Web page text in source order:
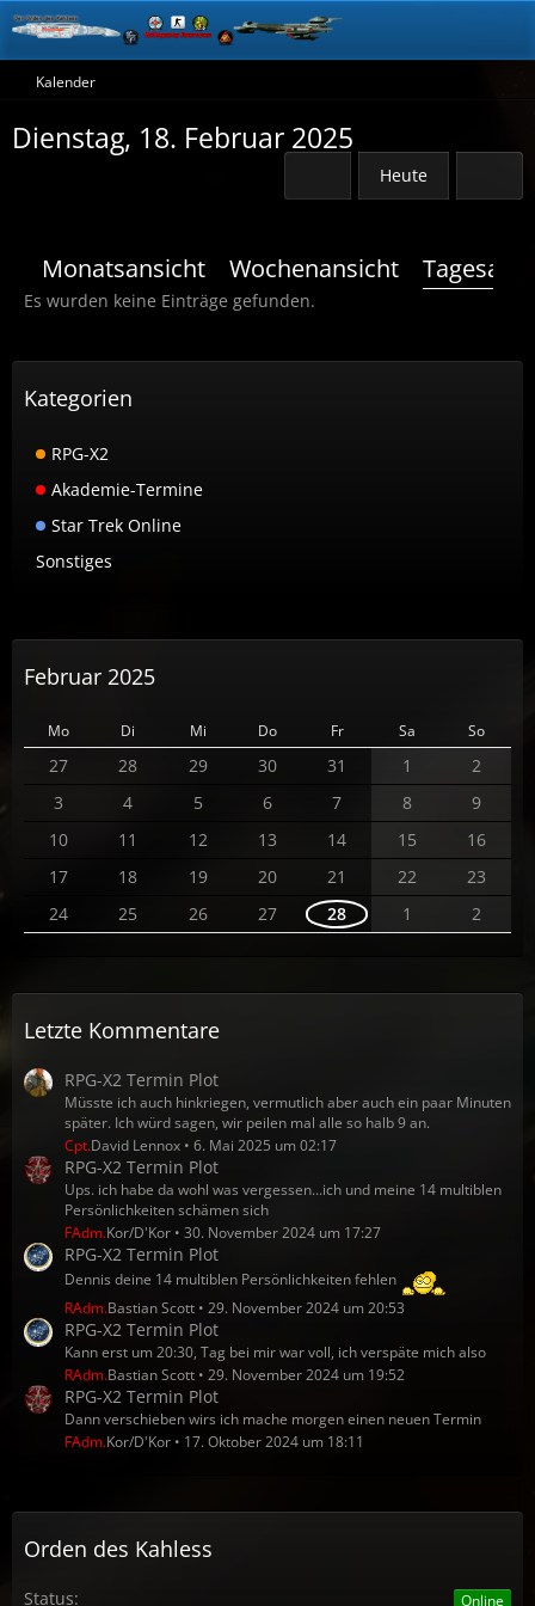
Kalender
Dienstag, 18. Februar 2025
Heute
Monatsansicht Wochenansicht
Es wurden keine Einträge gefunden.
Kategorien
RPG-X2
Akademie-Termine
Star Trek Online
Sonstiges
Februar 2025
Mo Di Mi Do Fr Sa So
27 28 29 30 31 1
2
3
4 5 6 7 8
9
10
11 12 13 14 15
16
17
18 19 20 21 22
23
24
25 26 27 28 1 2
Letzte Kommentare
RPG-X2 Termin Plot
Müsste ich auch hinkriegen, vermutlich aber auch ein paar Minuten
später. Ich würd sagen, wir peilen mal alle so halb 9 an.
Cpt.David Lennox 6. Mai 2025 um 02:17
RPG-X2 Termin Plot
Ups. ich habe da wohl was vergessen...ich und meine 14 multiblen
Persönlichkeiten schämen sich
FAdm.Kor/D'Kor 30. November 2024 um 17:27
RPG-X2 Termin Plot
Dennis deine 14 multiblen Persönlichkeiten fehlen
RAdm.Bastian Scott 29. November 2024 um 20:53
RPG-X2 Termin Plot
Kann erst um 20:30, Tag bei mir war voll, ich verspäte mich also
RAdm.Bastian Scott 29. November 2024 um 19:52
RPG-X2 Termin Plot
Dann verschieben wirs ich mache morgen einen neuen Termin
FAdm.Kor/D'Kor 17. Oktober 2024 um 18:11
Orden des Kahless
Status: Online